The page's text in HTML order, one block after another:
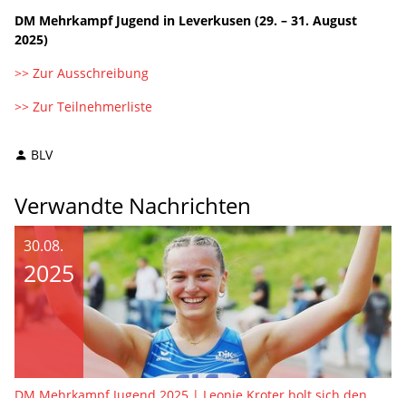
DM Mehrkampf Jugend in Leverkusen (29. – 31. August
2025)
>> Zur Ausschreibung
>> Zur Teilnehmerliste
BLV
Verwandte Nachrichten
30.08.
2025